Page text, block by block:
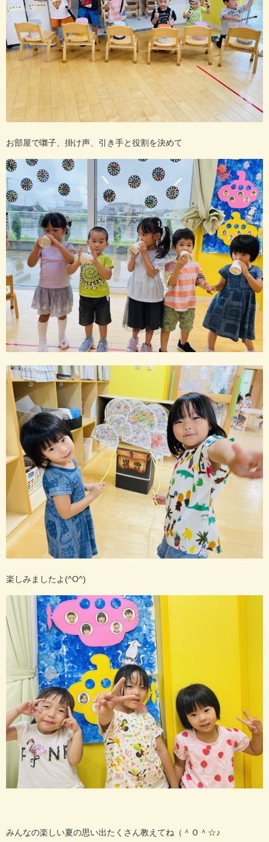
お部屋で囃子、掛け声、引き手と役割を決めて
楽しみましたよ(^O^)
みんなの楽しい夏の思い出たくさん教えてね（＾Ｏ＾☆♪